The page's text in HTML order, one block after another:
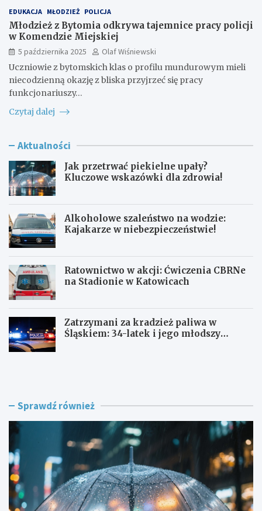
EDUKACJA MŁODZIEŻ POLICJA
Młodzież z Bytomia odkrywa tajemnice pracy policji
w Komendzie Miejskiej
5 października 2025
Olaf Wiśniewski
Uczniowie z bytomskich klas o profilu mundurowym mieli
niecodzienną okazję z bliska przyjrzeć się pracy
funkcjonariuszy…
Czytaj dalej
Aktualności
Jak przetrwać piekielne upały?
Kluczowe wskazówki dla zdrowia!
Alkoholowe szaleństwo na wodzie:
Kajakarze w niebezpieczeństwie!
Ratownictwo w akcji: Ćwiczenia CBRNe
na Stadionie w Katowicach
Zatrzymani za kradzież paliwa w
Śląskiem: 34-latek i jego młodszy
J
z
w
a
ć
p
i
e
A
o
e
s
z
a
l
e
Sprawdź również